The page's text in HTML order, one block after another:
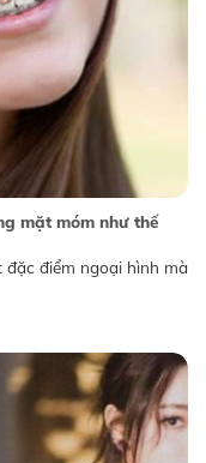
mặt móm như thế
điểm ngoại hình mà